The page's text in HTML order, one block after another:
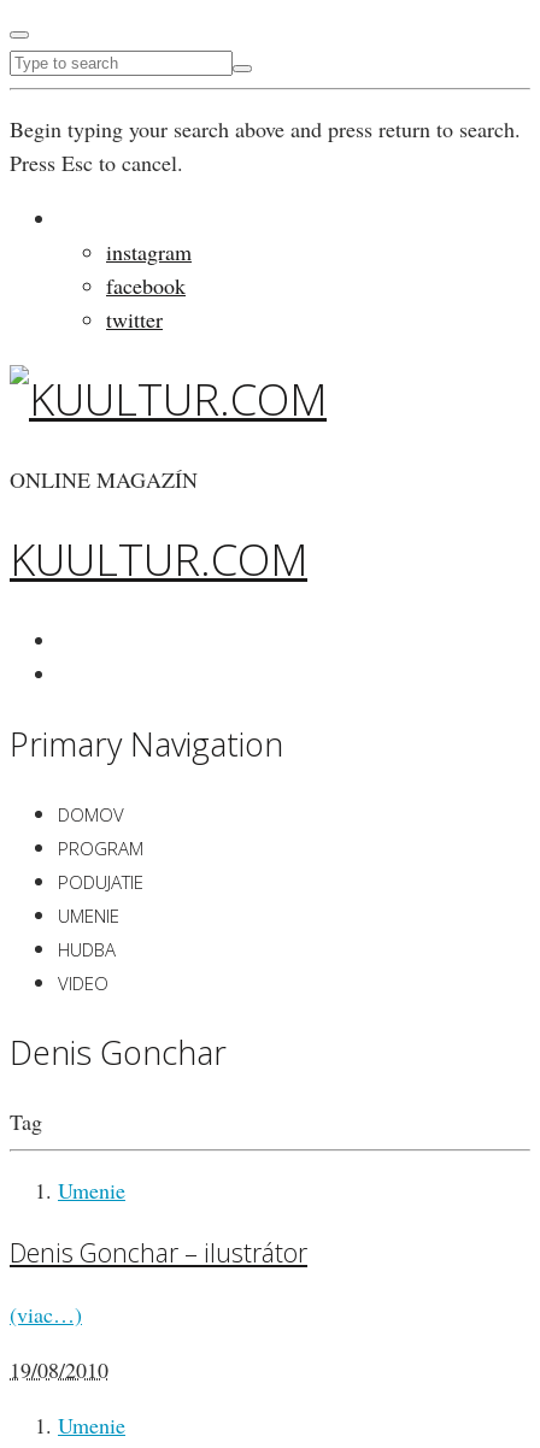
Begin typing your search above and press return to search.
Press Esc to cancel.
instagram
facebook
twitter
ONLINE MAGAZÍN
KUULTUR.COM
Primary Navigation
DOMOV
PROGRAM
PODUJATIE
UMENIE
HUDBA
VIDEO
Denis Gonchar
Tag
Umenie
Denis Gonchar – ilustrátor
(viac…)
19/08/2010
Umenie